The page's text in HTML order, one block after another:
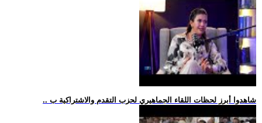
.. شاهدوا أبرز لحظات اللقاء الجماهيري لحزب التقدم والاشتراكية ب